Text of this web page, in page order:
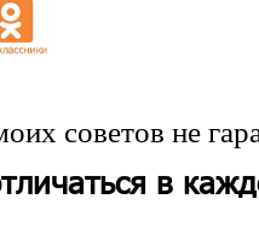
советов не
в